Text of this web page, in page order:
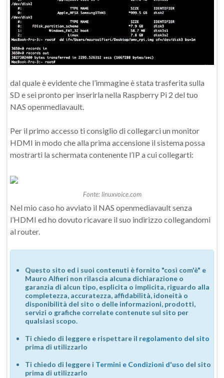
dal quale è evidente che l’immagine è stata trasferita sulla
SD e sei pronto per inserirla nella Raspberry Pi 2 del tuo
NAS openmediavault.
Per il primo accesso ti consiglio di collegarci un monitor
HDMI in modo che alla prima accensione il sistema possa
mostrarti la schermata contenente l’IP a cui collegarti:
Fonte: linuxvoice.com
Nel mio caso ho avviato il NAS openmediavault senza
l’HDMI ed ho dovuto ricavare il suo indirizzo collegandomi
al router.
Questo sito ed i suoi contenuti è fornito "così com'è" e
Mauro Alfieri non rilascia alcuna dichiarazione o
garanzia di alcun tipo, esplicita o implicita, riguardo alla
completezza, accuratezza, affidabilità, idoneità o
disponibilità del sito o delle informazioni, prodotti,
servizi o grafiche correlate contenute sul sito per
qualsiasi scopo.
Ti chiedo di leggere e rispettare il regolamento del sito
prima di utilizzarlo
Ti chiedo di leggere i Termini e Condizioni d'uso del sito
prima di utilizzarlo